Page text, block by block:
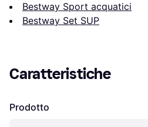
Bestway Sport acquatici
Bestway Set SUP
Caratteristiche
Prodotto